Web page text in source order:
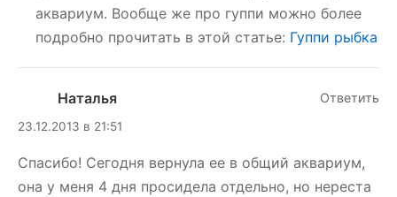
аквариум. Вообще же про гуппи можно более
подробно прочитать в этой статье: Гуппи рыбка
Наталья
23.12.2013 в 21:51
Спасибо! Сегодня вернула ее в общий аквариум,
она у меня 4 дня просидела отдельно, но нереста
Ответить